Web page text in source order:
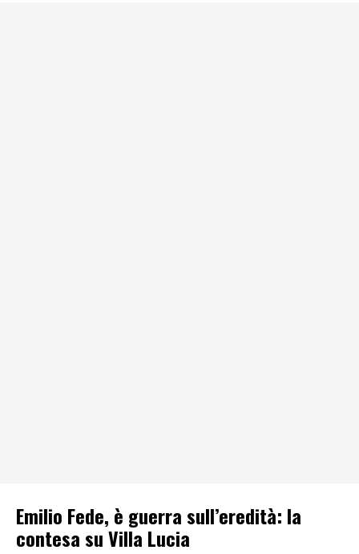
Emilio Fede, è guerra sull’eredità: la
contesa su Villa Lucia